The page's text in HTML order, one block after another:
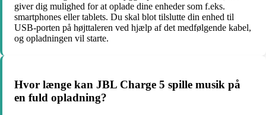
giver dig mulighed for at oplade dine enheder som f.eks.
smartphones eller tablets. Du skal blot tilslutte din enhed til
USB-porten på højttaleren ved hjælp af det medfølgende kabel,
og opladningen vil starte.
Hvor længe kan JBL Charge 5 spille musik på
en fuld opladning?